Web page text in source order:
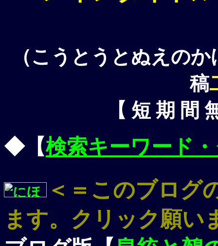
（こうとうとぬえのか
稿
【 短 期 間
◆【検索キーワード
＜＝このブログ
ます。クリック願い